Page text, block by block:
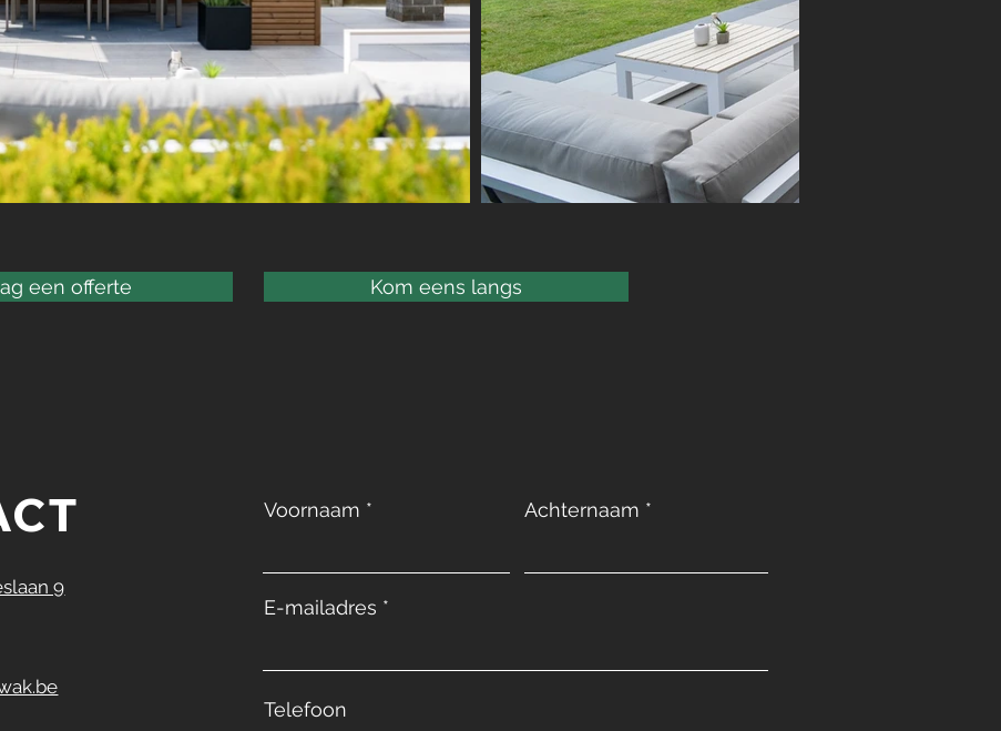
een offerte Kom eens langs
9
Voornaam Achternaam
E-mailadres
Telefoon